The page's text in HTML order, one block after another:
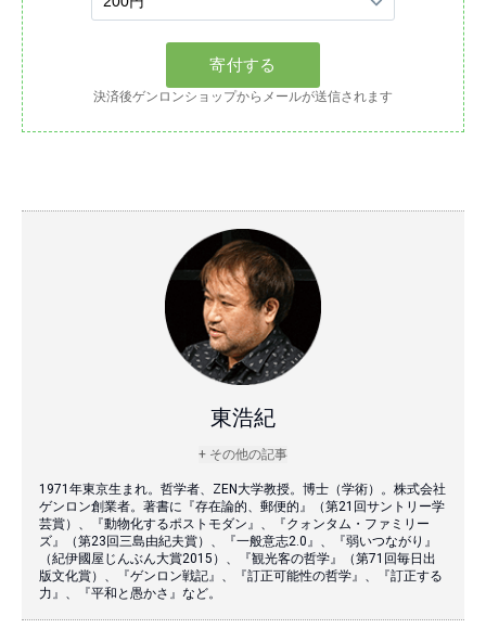
決済後ゲンロンショップからメールが送信されます
東浩紀
+ その他の記事
1971年東京生まれ。哲学者、ZEN大学教授。博士（学術）。株式会社
ゲンロン創業者。著書に『存在論的、郵便的』（第21回サントリー学
芸賞）、『動物化するポストモダン』、『クォンタム・ファミリー
ズ』（第23回三島由紀夫賞）、『一般意志2.0』、『弱いつながり』
（紀伊國屋じんぶん大賞2015）、『観光客の哲学』（第71回毎日出
版文化賞）、『ゲンロン戦記』、『訂正可能性の哲学』、『訂正する
力』、『平和と愚かさ』など。